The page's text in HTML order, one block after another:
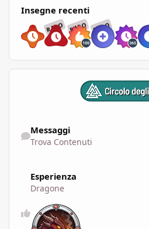
Insegne recenti
RARO RARO RARO
Messaggi
Trova Contenuti
Esperienza
Dragone